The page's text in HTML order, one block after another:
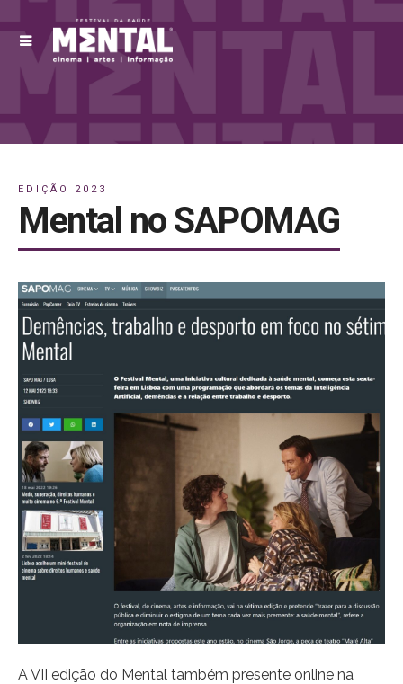
EDIÇÃO 2023
Mental no SAPOMAG
A VII edição do Mental também presente online na